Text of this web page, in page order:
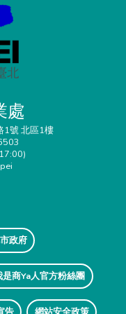
處
1號 北區1樓
政府
商Ya人官方粉絲團